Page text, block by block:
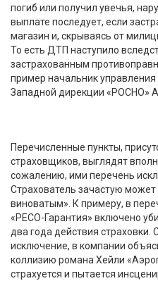
погиб или получил увечья,
выплате последует, если
магазин и, скрываясь от
То есть ДТП наступило
застрахованным
пример начальник
Западной дирекции «РОСНО»
Перечисленные пункты,
страховщиков, выглядят
сожалению, ими перечень
Страхователь зачастую может
виноватым». К примеру, в
«РЕСО-Гарантия» включено
два года действия страховки.
исключение, в компании
коллизию романа Хейли
страхуется и пытается